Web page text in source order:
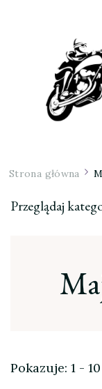
Strona główna
Przeglądaj
Pokazuje: 1 -